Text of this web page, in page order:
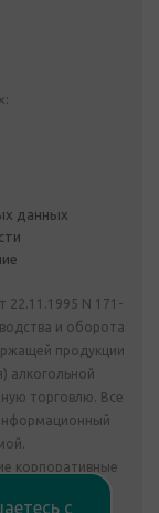
данных
22.11.1995 N 171-
и оборота
продукции
алкогольной
торговлю. Все
корпоративные
с